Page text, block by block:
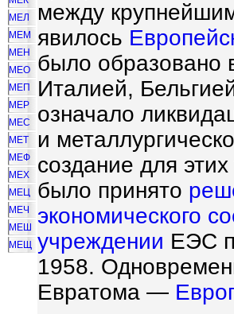
МЕЛ
МЕМ
МЕН
МЕО
МЕП
МЕР
МЕС
МЕТ
МЕФ
МЕХ
МЕЦ
МЕЧ
МЕШ
МЕЩ
между
явилось
было образовано
Италией,
означало
и
создание для
было принято
экономического
учреждении ЕЭС
1958.
Евратома —